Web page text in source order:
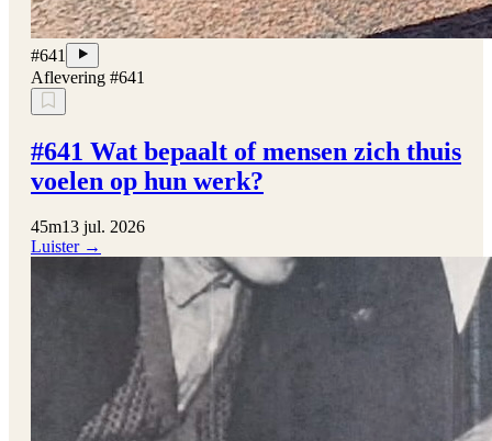
#641
Aflevering #641
#641 Wat bepaalt of mensen zich thuis
voelen op hun werk?
45m13 jul. 2026
Luister →